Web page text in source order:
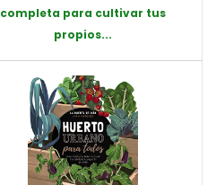
completa para cultivar tus
propios...